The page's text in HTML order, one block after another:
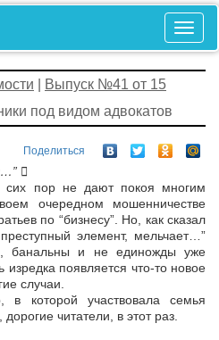
Выпуск №41 от 15
под видом адвокатов
Поделиться

пор не дают покоя многим
очередном мошенничестве
по “бизнесу”. Но, как сказал
элемент, мельчает…”
банальны и не единожды уже
появляется что-то новое
случаи.
которой участвовала семья
читатели, в этот раз.